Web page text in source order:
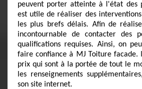
peuvent porter atteinte à l'état des
est utile de réaliser des
les plus brefs délais. Afin de
incontournable de contacter des
qualifications requises. Ainsi, on
faire confiance à MJ Toiture facade.
prix qui sont à la portée de tout le
les renseignements
son site internet.